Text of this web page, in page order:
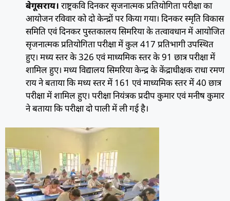
बेगूसराय। राष्ट्रकवि दिनकर सृजनात्मक प्रतियोगिता परीक्षा का
आयोजन रविवार को दो केन्द्रों पर किया गया। दिनकर स्मृति विकास
समिति एवं दिनकर पुस्तकालय सिमरिया के तत्वावधान में आयोजित
सृजनात्मक प्रतियोगिता परीक्षा में कुल 417 प्रतिभागी उपस्थित
हुए। मध्य स्तर के 326 एवं माध्यमिक स्तर के 91 छात्र परीक्षा में
शामिल हुए। मध्य विद्यालय सिमरिया केन्द्र के केंद्राधीक्षक राधा रमण
राय ने बताया कि मध्य स्तर में 161 एवं माध्यमिक स्तर में 40 छात्र
परीक्षा में शामिल हुए। परीक्षा नियंत्रक प्रदीप कुमार एवं मनीष कुमार
ने बताया कि परीक्षा दो पाली में ली गई है।